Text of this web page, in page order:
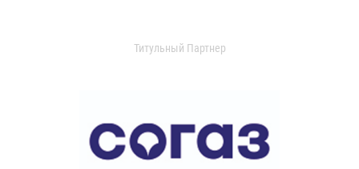
Титульный Партнер